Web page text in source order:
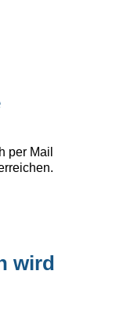
per Mail
wird